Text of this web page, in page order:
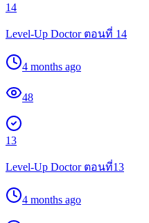
14
Level-Up Doctor ตอนที่ 14
4 months ago
48
13
Level-Up Doctor ตอนที่13
4 months ago